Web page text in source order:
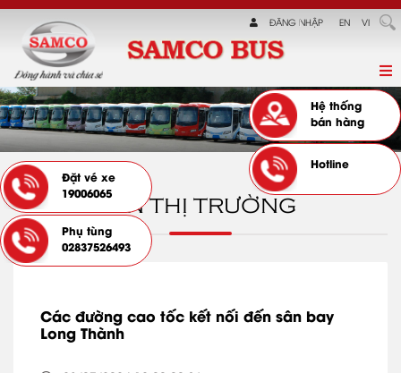
ĐĂNG NHẬP EN VI
TIN THỊ TRƯỜNG
Các đường cao tốc kết nối đến sân bay
Long Thành
Đặt vé xe
19006065
Phụ tùng
02837526493
Hệ thống
bán hàng
Hotline